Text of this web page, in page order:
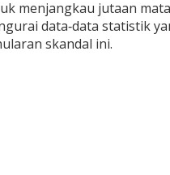
menjangkau jutaan
data‑data statistik
skandal ini.